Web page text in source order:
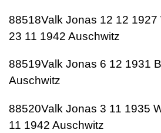
88518Valk Jonas 12 12 1927
23 11 1942 Auschwitz
88519Valk Jonas 6 12 1931
Auschwitz
88520Valk Jonas 3 11 1935
11 1942 Auschwitz